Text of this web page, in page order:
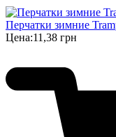
Перчатки зимние
Цена:11,38 грн